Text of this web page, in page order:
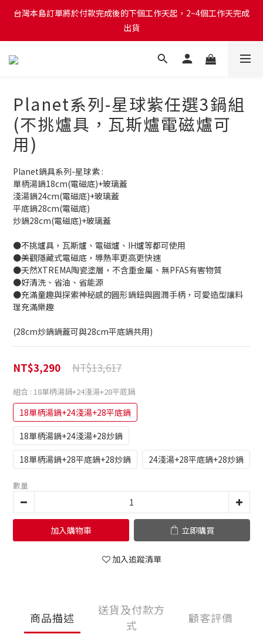
台灣本島訂單將於付款完成後的下個工作天起，2~4個工作天完成
出貨
台灣本島訂單將於付款完成後的下個工作天起，2~4個工作天完成
出貨
台灣本島消費滿$999免運費
台灣本島訂單將於付款完成後的下個工作天起，2~4個工作天完成
出貨
Planet系列-星球紫任選3鍋組
(不挑爐具，瓦斯爐電磁爐可
用)
Planet鍋具系列-星球紫 :
單柄湯鍋18cm(電磁底)+玻璃蓋
淺湯鍋24cm(電磁底)+玻璃蓋
平底鍋28cm(電磁底)
炒鍋28cm(電磁底)+玻璃蓋
●不挑爐具，瓦斯爐、電磁爐、IH爐等都可使用
●美觀隱藏式電磁底，導熱率更高更快速
●天然XTREMA陶瓷塗層，不含重金屬、無PFAS有害物質
●好清洗、省油、省能源
●充滿童趣與探索神秘感的圓形鍋鈕與圓潤手柄，可愛造型讓料
理充滿樂趣
(28cm炒鍋鍋蓋可與28cm平底鍋共用)
NT$13,617
NT$3,290
組合 : 18單柄湯鍋+24淺湯+28平底鍋
18單柄湯鍋+24淺湯+28平底鍋
18單柄湯鍋+24淺湯+28炒鍋
18單柄湯鍋+28平底鍋+28炒鍋
24淺湯+28平底鍋+28炒鍋
數量
加入購物車 立即購買
加入追蹤清單
商品描述
送貨及付款方
式
顧客評價